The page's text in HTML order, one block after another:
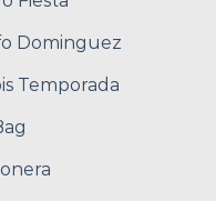
Dominguez
Temporada